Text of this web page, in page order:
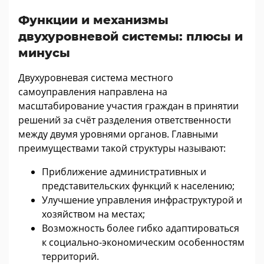
Функции и механизмы
двухуровневой системы: плюсы и
минусы
Двухуровневая система местного
самоуправления направлена на
масштабирование участия граждан в принятии
решений за счёт разделения ответственности
между двумя уровнями органов. Главными
преимуществами такой структуры называют:
Приближение административных и
представительских функций к населению;
Улучшение управления инфраструктурой и
хозяйством на местах;
Возможность более гибко адаптироваться
к социально-экономическим особенностям
территорий.